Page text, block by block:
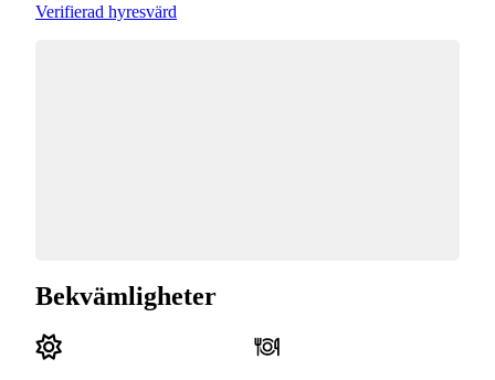
Verifierad hyresvärd
Bekvämligheter